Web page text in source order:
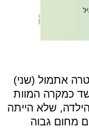
נפטרה אתמול (שני)
כמקרה המוות
שלא הייתה
מחום גבוה